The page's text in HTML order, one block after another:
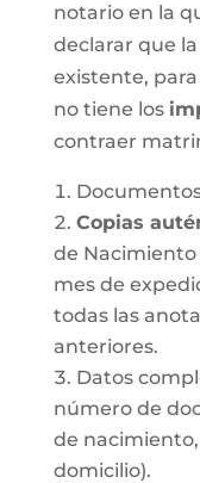
notario en la
declarar que
existente,
no tiene los
contraer
Copias
de
mes de
todas las
anteriores.
Datos
número de
de
domicilio).